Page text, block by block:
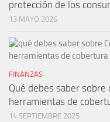
protección de los
13 MAYO 2026
FINANZAS
Qué debes saber
herramientas de
14 SEPTIEMBRE 2025